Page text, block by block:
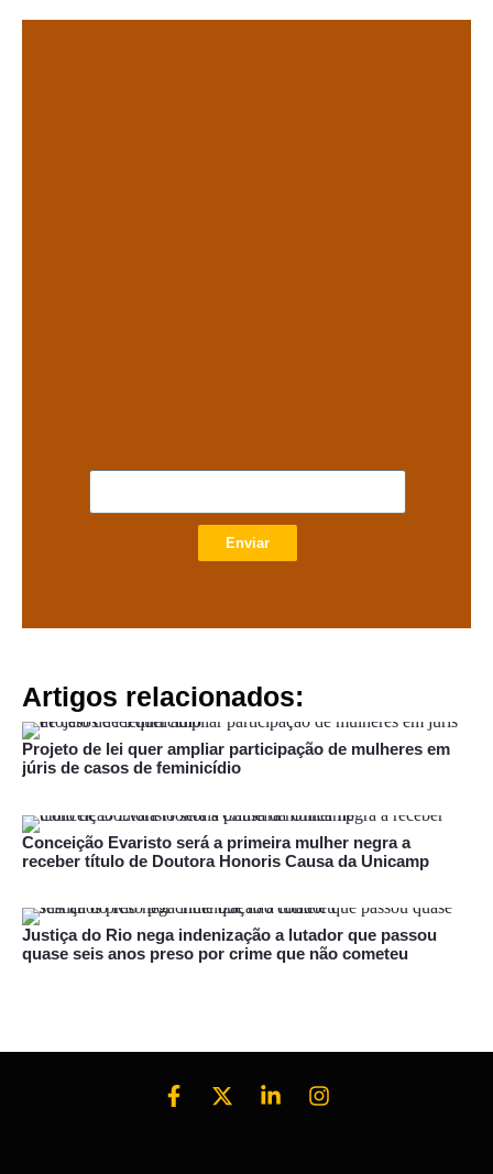
Enviar
Artigos relacionados:
Projeto de lei quer ampliar participação de mulheres em
júris de casos de feminicídio
Conceição Evaristo será a primeira mulher negra a
receber título de Doutora Honoris Causa da Unicamp
Justiça do Rio nega indenização a lutador que passou
quase seis anos preso por crime que não cometeu